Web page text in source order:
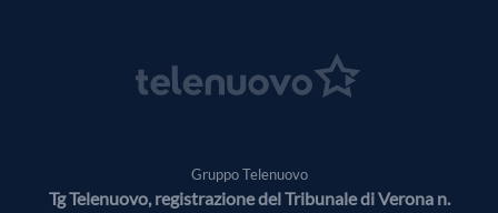
Gruppo Telenuovo
Tg Telenuovo, registrazione del Tribunale di Verona n.